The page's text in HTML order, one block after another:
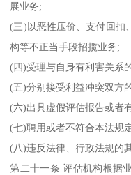
展业务;
(三)以恶性压价、支付回扣
构等不正当手段招揽业务;
(四)受理与自身有利害关系
(五)分别接受利益冲突双方
(六)出具虚假评估报告或者
(七)聘用或者不符合本法规
(八)违反法律、行政法规的
第二十一条 评估机构根据